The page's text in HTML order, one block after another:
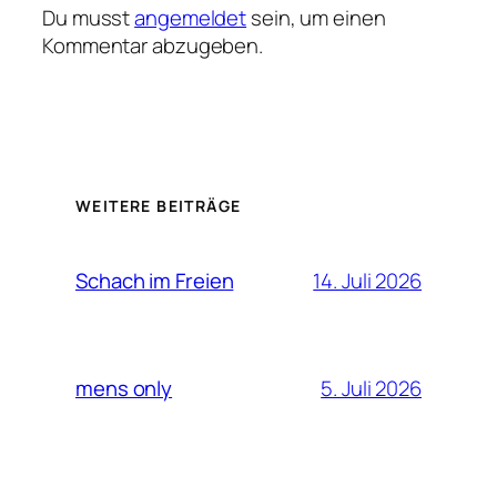
Du musstangemeldetsein, um einen
Kommentar abzugeben.
WEITERE BEITRÄGE
Schach im Freien 14. Juli 2026
mens only 5. Juli 2026